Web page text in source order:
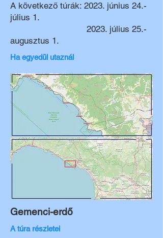
A következő túrák: 2023. június 24.-
július 1.
2023. július 25.-
augusztus 1.
Ha egyedül utaznál
Gemenci-erdő
A túra részletei